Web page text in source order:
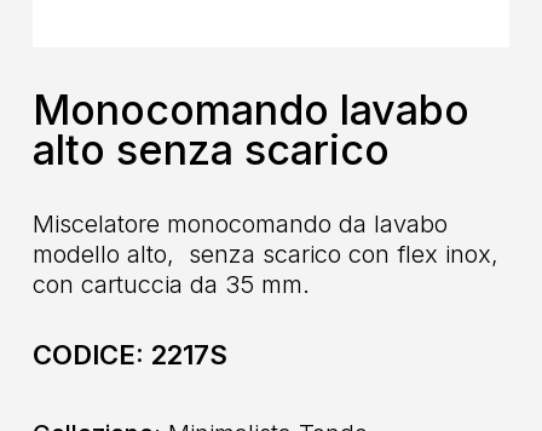
Monocomando lavabo
alto senza scarico
Miscelatore monocomando da lavabo
modello alto, senza scarico con flex inox,
con cartuccia da 35 mm.
CODICE: 2217S